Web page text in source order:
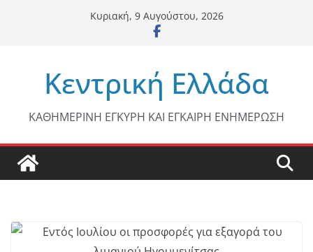
Κυριακή, 9 Αυγούστου, 2026
Κεντρική Ελλάδα
ΚΑΘΗΜΕΡΙΝΗ ΕΓΚΥΡΗ ΚΑΙ ΕΓΚΑΙΡΗ ΕΝΗΜΕΡΩΣΗ